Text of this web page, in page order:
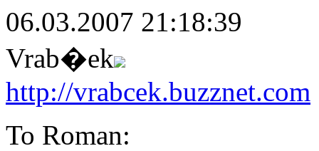
06.03.2007 21:18:39
Vrab�ek
http://vrabcek.buzznet.com
To Roman: